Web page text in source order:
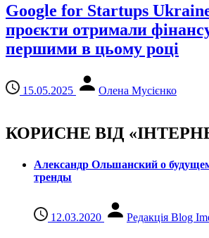
Google for Startups
проєкти отримали
першими в цьому році
15.05.2025 Олена Мусієнко
КОРИСНЕ ВІД
Александр Ольшанский о
тренды
12.03.2020 Редакція Blog